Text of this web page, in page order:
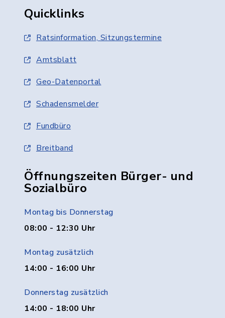
Quicklinks
Ratsinformation, Sitzungstermine
Amtsblatt
Geo-Datenportal
Schadensmelder
Fundbüro
Breitband
Öffnungszeiten Bürger- und
Sozialbüro
Montag bis Donnerstag
08:00 - 12:30 Uhr
Montag zusätzlich
14:00 - 16:00 Uhr
Donnerstag zusätzlich
14:00 - 18:00 Uhr